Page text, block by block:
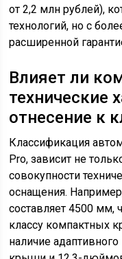
от 2,2 млн рублей),
технологий, но с
расширенной
Влияет ли
технические
отнесение к
Классификация
Pro, зависит не
совокупности
оснащения.
составляет 4500 мм,
классу компактных
наличие